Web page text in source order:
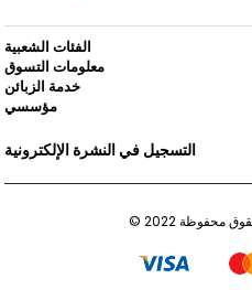
الفئات الشعبية
معلومات التسوق
خدمة الزبائن
مؤسسي
التسجيل في النشرة الإلكترونية